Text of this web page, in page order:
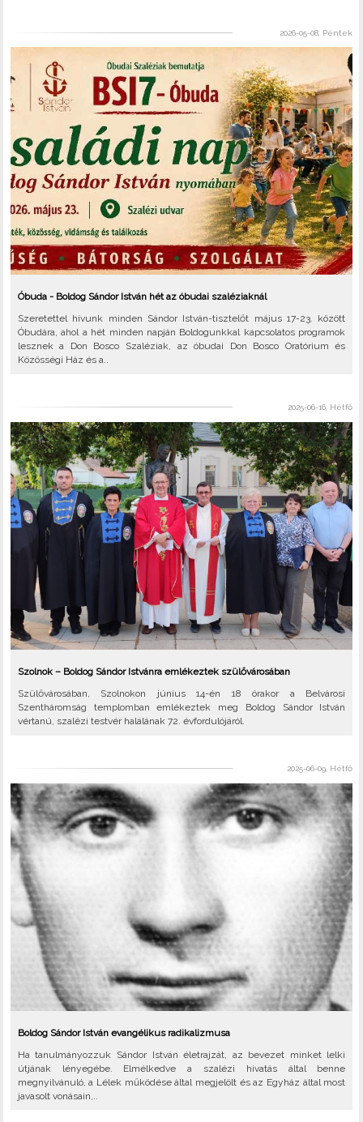
2026-05-08, Péntek
Óbuda - Boldog Sándor István hét az óbudai szaléziaknál
Szeretettel hívunk minden Sándor István-tisztelőt május 17-23. között
Óbudára, ahol a hét minden napján Boldogunkkal kapcsolatos programok
lesznek a Don Bosco Szaléziak, az óbudai Don Bosco Oratórium és
Közösségi Ház és a..
2025-06-16, Hétfő
Szolnok – Boldog Sándor Istvánra emlékeztek szülővárosában
Szülővárosában, Szolnokon június 14-én 18 órakor a Belvárosi
Szentháromság templomban emlékeztek meg Boldog Sándor István
vértanú, szalézi testvér halálának 72. évfordulójáról.
2025-06-09, Hétfő
Boldog Sándor István evangélikus radikalizmusa
Ha tanulmányozzuk Sándor István életrajzát, az bevezet minket lelki
útjának lényegébe. Elmélkedve a szalézi hivatás által benne
megnyilvánuló, a Lélek működése által megjelölt és az Egyház által most
javasolt vonásain,..